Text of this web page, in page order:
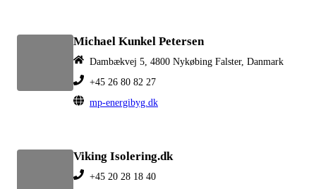
Michael Kunkel Petersen
Dambækvej 5, 4800 Nykøbing Falster, Danmark
+45 26 80 82 27
mp-energibyg.dk
Viking Isolering.dk
+45 20 28 18 40